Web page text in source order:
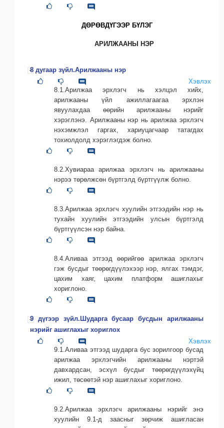
ДӨРӨВДҮГЭЭР БҮЛЭГ
АРИЛЖААНЫ НЭР
8 дугаар зүйл.Арилжааны нэр
Хэвлэх
8.1.Арилжаа эрхлэгч нь хэлцэл хийх,
арилжааны үйл ажиллагаагаа эрхлэн
явуулахдаа өөрийн арилжааны нэрийг
хэрэглэнэ. Арилжааны нэр нь арилжаа эрхлэгч
нэхэмжлэл гаргах, хариуцагчаар татагдах
тохиолдолд хэрэглэгдэж болно.
8.2.Хувиараа арилжаа эрхлэгч нь арилжааны
нэрээ төрөлжсөн бүртгэлд бүртгүүлж болно.
8.3.Арилжаа эрхлэгч хуулийн этгээдийн нэр нь
тухайн хуулийн этгээдийн улсын бүртгэлд
бүртгүүлсэн нэр байна.
8.4.Аливаа этгээд өөрийгөө арилжаа эрхлэгч
гэж бусдыг төөрөгдүүлэхээр нэр, ялгах тэмдэг,
цахим хаяг, цахим платформ ашиглахыг
хориглоно.
9 дүгээр зүйл.Шударга бусаар бусдын арилжааны
нэрийг ашиглахыг хориглох
Хэвлэх
9.1.Аливаа этгээд шударга бус зорилгоор бусад
арилжаа эрхлэгчийн арилжааны нэртэй
давхардсан, эсхүл бусдыг төөрөгдүүлэхүйц
ижил, төсөөтэй нэр ашиглахыг хориглоно.
9.2.Арилжаа эрхлэгч арилжааны нэрийг энэ
хуулийн 9.1-д заасныг зөрчиж ашигласан